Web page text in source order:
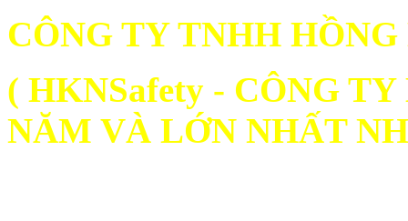
CÔNG TY TNHH
( HKNSafety - CÔNG
NĂM VÀ LỚN NHẤT